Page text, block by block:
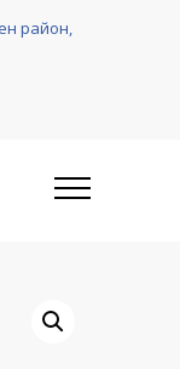
район,